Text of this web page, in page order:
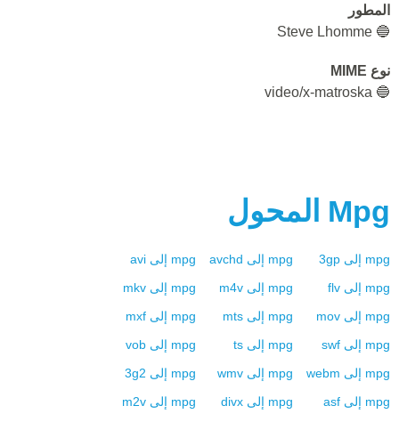
المطور
🔵 Steve Lhomme
نوع MIME
🔵 video/x-matroska
Mpg المحول
mpg إلى 3gp
mpg إلى avchd
mpg إلى avi
mpg إلى flv
mpg إلى m4v
mpg إلى mkv
mpg إلى mov
mpg إلى mts
mpg إلى mxf
mpg إلى swf
mpg إلى ts
mpg إلى vob
mpg إلى webm
mpg إلى wmv
mpg إلى 3g2
mpg إلى asf
mpg إلى divx
mpg إلى m2v